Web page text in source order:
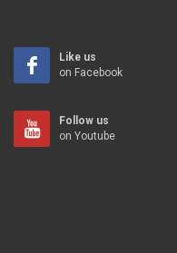
Like us
on Facebook
Follow us
on Youtube